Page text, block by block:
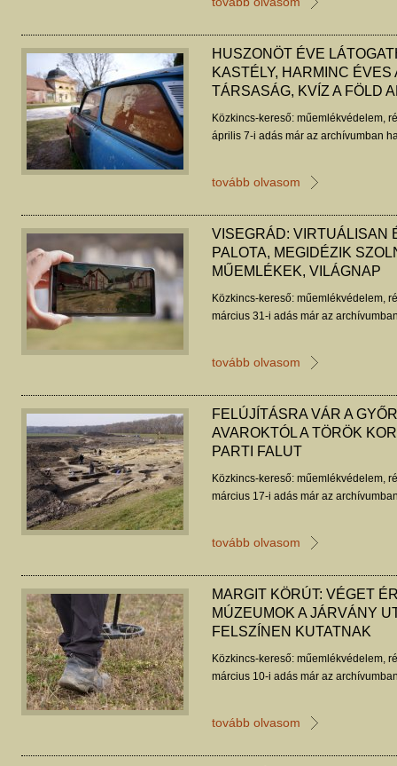
HUSZONÖT ÉVE
KASTÉLY, HARMINC ÉVES
TÁRSASÁG, KVÍZ A FÖLD
Közkincs-kereső: műemlékvédelem,
április 7-i adás már az archívumban
tovább olvasom
VISEGRÁD: VIRTUÁLISAN
PALOTA, MEGIDÉZIK
MŰEMLÉKEK, VILÁGNAP
Közkincs-kereső: műemlékvédelem,
március 31-i adás már az
tovább olvasom
FELÚJÍTÁSRA VÁR A
AVAROKTÓL A TÖRÖK
PARTI FALUT
Közkincs-kereső: műemlékvédelem,
március 17-i adás már az
tovább olvasom
MARGIT KÖRÚT: VÉGET
MÚZEUMOK A JÁRVÁNY
FELSZÍNEN KUTATNAK
Közkincs-kereső: műemlékvédelem,
március 10-i adás már az
tovább olvasom